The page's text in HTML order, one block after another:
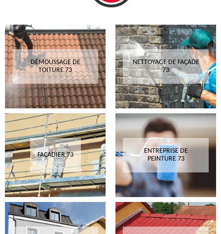
DÉMOUSSAGE DE
TOITURE 73
NETTOYAGE DE FAÇADE
73
FAÇADIER 73
ENTREPRISE DE
PEINTURE 73